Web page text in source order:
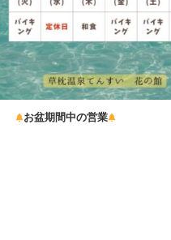
お盆期間中の営業